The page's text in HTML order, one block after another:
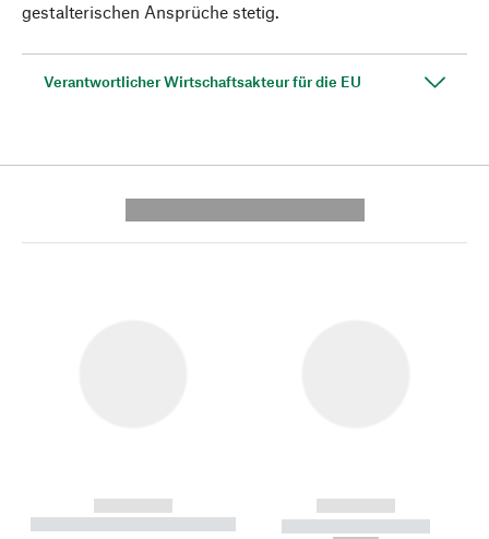
gestalterischen Ansprüche stetig.
Verantwortlicher Wirtschaftsakteur für die EU
------------
----------- ----------- --------
------------
----------- -----------